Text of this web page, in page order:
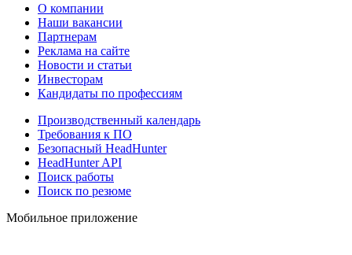
О компании
Наши вакансии
Партнерам
Реклама на сайте
Новости и статьи
Инвесторам
Кандидаты по профессиям
Производственный календарь
Требования к ПО
Безопасный HeadHunter
HeadHunter API
Поиск работы
Поиск по резюме
Мобильное приложение